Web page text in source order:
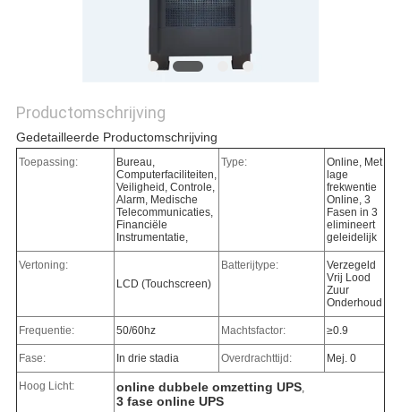
Productomschrijving
Gedetailleerde Productomschrijving
Toepassing:
Bureau,
Computerfaciliteiten,
Veiligheid, Controle,
Alarm, Medische
Telecommunicaties,
Financiële
Instrumentatie,
Type:
Online, Met
lage
frekwentie
Online, 3
Fasen in 3
elimineert
geleidelijk
Vertoning:
LCD (Touchscreen)
Batterijtype:
Verzegeld
Vrij Lood
Zuur
Onderhoud
Frequentie: 50/60hz Machtsfactor: ≥0.9
Fase: In drie stadia Overdrachttijd: Mej. 0
Hoog Licht: online dubbele omzetting UPS,
3 fase online UPS